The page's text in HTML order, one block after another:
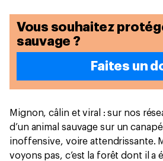
Vous souhaitez
sauvage ?
Faites un
Mignon, câlin et viral : sur nos
d’un animal sauvage sur un
inoffensive, voire attendrissante.
voyons pas, c’est la forêt dont il a